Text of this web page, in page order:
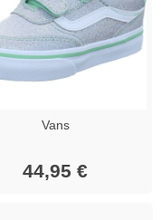
Vans
44,95 €